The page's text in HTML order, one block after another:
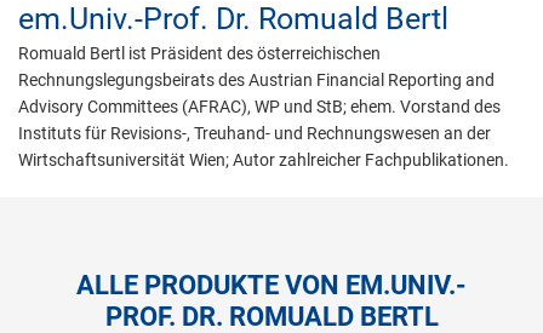
em.Univ.-Prof. Dr. Romuald Bertl
Romuald Bertl ist Präsident des österreichischen
Rechnungslegungsbeirats des Austrian Financial Reporting and
Advisory Committees (AFRAC), WP und StB; ehem. Vorstand des
Instituts für Revisions-, Treuhand- und Rechnungswesen an der
Wirtschaftsuniversität Wien; Autor zahlreicher Fachpublikationen.
ALLE PRODUKTE VON EM.UNIV.-
PROF. DR. ROMUALD BERTL